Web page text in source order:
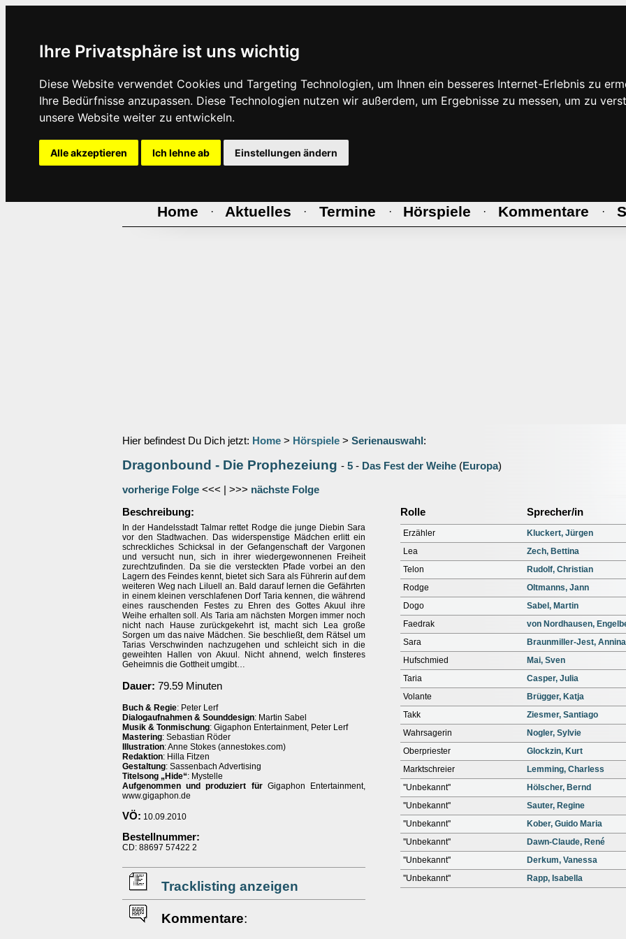
Ihre Privatsphäre ist uns wichtig
Diese Website verwendet Cookies und Targeting Technologien, um Ihnen ein besseres Internet-Erlebnis zu
Ihre Bedürfnisse anzupassen. Diese Technologien nutzen wir außerdem, um Ergebnisse zu messen, um zu
unsere Website weiter zu entwickeln.
Alle akzeptieren Ich lehne ab Einstellungen ändern
Home · Aktuelles · Termine · Hörspiele · Kommentare ·
Hier befindest Du Dich jetzt: Home > Hörspiele > Serienauswahl :
Dragonbound - Die Prophezeiung - 5 - Das Fest der Weihe (Europa)
vorherige Folge <<< | >>> nächste Folge
Beschreibung:
In der Handelsstadt Talmar rettet Rodge die junge Diebin Sara
vor den Stadtwachen. Das widerspenstige Mädchen erlitt ein
schreckliches Schicksal in der Gefangenschaft der Vargonen
und versucht nun, sich in ihrer wiedergewonnenen Freiheit
zurechtzufinden. Da sie die versteckten Pfade vorbei an den
Lagern des Feindes kennt, bietet sich Sara als Führerin auf dem
weiteren Weg nach Liluell an. Bald darauf lernen die Gefährten
in einem kleinen verschlafenen Dorf Taria kennen, die während
eines rauschenden Festes zu Ehren des Gottes Akuul ihre
Weihe erhalten soll. Als Taria am nächsten Morgen immer noch
nicht nach Hause zurückgekehrt ist, macht sich Lea große
Sorgen um das naive Mädchen. Sie beschließt, dem Rätsel um
Tarias Verschwinden nachzugehen und schleicht sich in die
geweihten Hallen von Akuul. Nicht ahnend, welch finsteres
Geheimnis die Gottheit umgibt…
Dauer: 79.59 Minuten
Buch & Regie: Peter Lerf
Dialogaufnahmen & Sounddesign: Martin Sabel
Musik & Tonmischung: Gigaphon Entertainment, Peter Lerf
Mastering: Sebastian Röder
Illustration: Anne Stokes (annestokes.com)
Redaktion: Hilla Fitzen
Gestaltung: Sassenbach Advertising
Titelsong „Hide“: Mystelle
Aufgenommen und produziert fürGigaphon Entertainment,
www.gigaphon.de
VÖ: 10.09.2010
Bestellnummer:
CD: 88697 57422 2
Tracklisting anzeigen
Kommentare:
Rolle Sprecher/in
Erzähler
Kluckert, Jürgen
Lea
Zech, Bettina
Telon
Rudolf, Christian
Rodge
Oltmanns, Jann
Dogo
Sabel, Martin
Faedrak
von Nordhausen,
Sara
Braunmiller-Jest, Annina
Hufschmied
Mai, Sven
Taria
Casper, Julia
Volante
Brügger, Katja
Takk
Ziesmer, Santiago
Wahrsagerin
Nogler, Sylvie
Oberpriester
Glockzin, Kurt
Marktschreier
Lemming, Charless
''Unbekannt''
Hölscher, Bernd
''Unbekannt''
Sauter, Regine
''Unbekannt''
Kober, Guido Maria
''Unbekannt''
Dawn-Claude, René
''Unbekannt''
Derkum, Vanessa
''Unbekannt''
Rapp, Isabella